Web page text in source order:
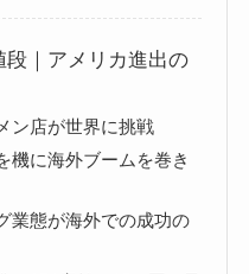
｜アメリカ進出の
ン店が世界に挑戦
機に海外ブームを巻き
業態が海外での成功の